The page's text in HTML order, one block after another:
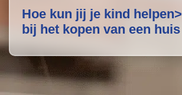
Hoe kun jij je kind helpen>
bij het kopen van een huis